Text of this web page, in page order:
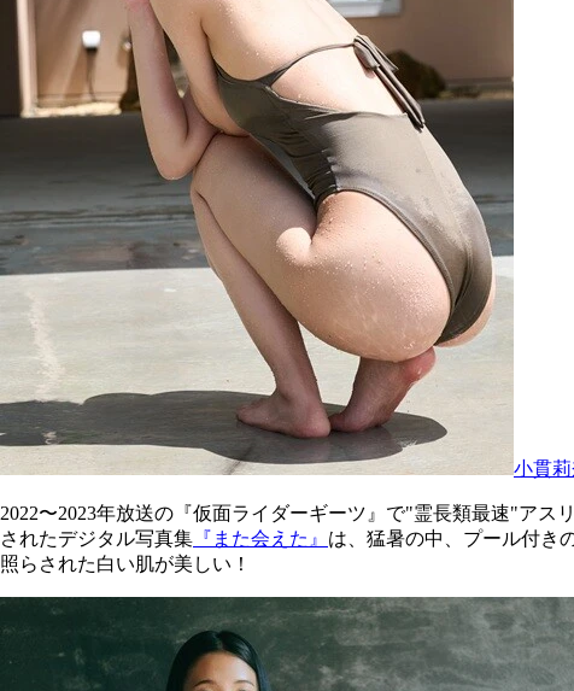
小貫莉
2022〜2023年放送の『仮面ライダーギーツ』で"霊長類最速"ア
されたデジタル写真集 『また会えた』 は、猛暑の中、プール付き
照らされた白い肌が美しい！